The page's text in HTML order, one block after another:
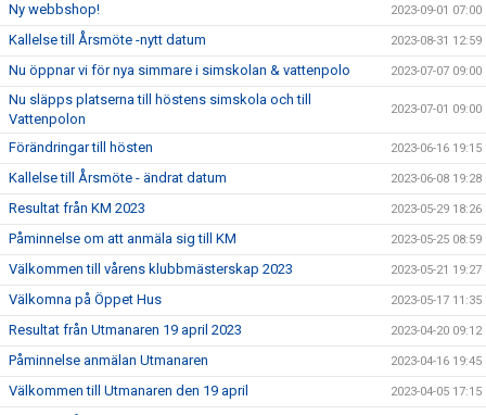
Ny webbshop! 2023-09-01 07:00
Kallelse till Årsmöte -nytt datum 2023-08-31 12:59
Nu öppnar vi för nya simmare i simskolan & vattenpolo 2023-07-07 09:00
Nu släpps platserna till höstens simskola och till
Vattenpolon
2023-07-01 09:00
Förändringar till hösten 2023-06-16 19:15
Kallelse till Årsmöte - ändrat datum 2023-06-08 19:28
Resultat från KM 2023 2023-05-29 18:26
Påminnelse om att anmäla sig till KM 2023-05-25 08:59
Välkommen till vårens klubbmästerskap 2023 2023-05-21 19:27
Välkomna på Öppet Hus 2023-05-17 11:35
Resultat från Utmanaren 19 april 2023 2023-04-20 09:12
Påminnelse anmälan Utmanaren 2023-04-16 19:45
Välkommen till Utmanaren den 19 april 2023-04-05 17:15